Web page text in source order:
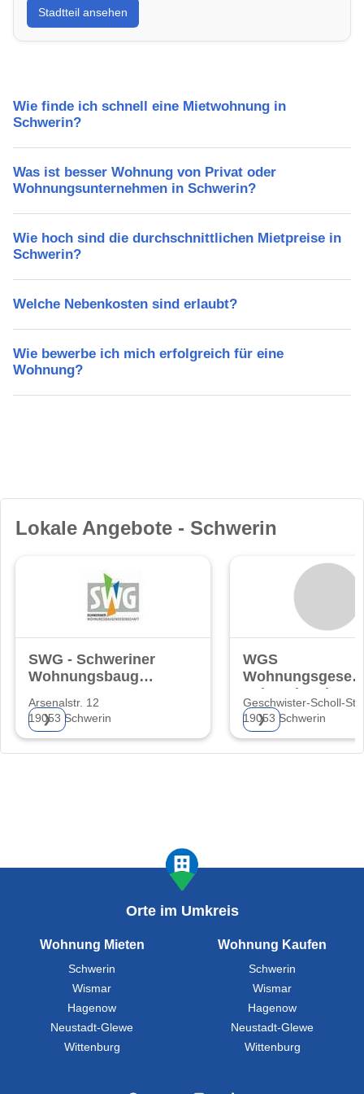
Lebensqualität, Verkehrsanbindung, Schulen,
Freizeitmöglichkeiten und Mietpreise.
Stadtteil ansehen
Wie finde ich schnell eine Mietwohnung in
Schwerin?
Was ist besser Wohnung von Privat oder
Wohnungsunternehmen in Schwerin?
Wie hoch sind die durchschnittlichen Mietpreise in
Schwerin?
Welche Nebenkosten sind erlaubt?
Wie bewerbe ich mich erfolgreich für eine
Wohnung?
Lokale Angebote - Schwerin
SWG - Schweriner
Wohnungsbaugenossenschaft
Arsenalstr. 12
19053 Schwerin
❯
WGS
Schwerin mbH
Geschwister-Scholl-
19053 Schwerin
❯
Orte im Umkreis
Wohnung Mieten
Schwerin
Wismar
Hagenow
Neustadt-Glewe
Wittenburg
Wohnung Kaufen
Schwerin
Wismar
Hagenow
Neustadt-Glewe
Wittenburg